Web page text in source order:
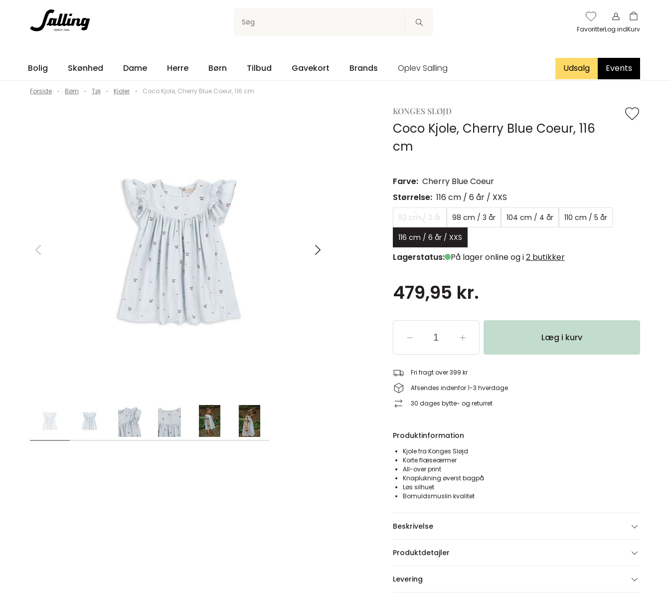
Søg
FavoritterLog indKurv
Bolig Skønhed Dame Herre Børn Tilbud Gavekort Brands Oplev Salling Udsalg Events
Forside Børn Tøj Kjoler Coco Kjole, Cherry Blue Coeur, 116 cm
KONGES SLØJD
Coco Kjole, Cherry Blue Coeur, 116
cm
Farve: Cherry Blue Coeur
Størrelse: 116 cm / 6 år / XXS
92 cm / 2 år 98 cm / 3 år 104 cm / 4 år
110 cm / 5 år
116 cm / 6 år / XXS
Lagerstatus: På lager online og i2 butikker
479,95 kr.
Læg i kurv
Fri fragt over 399 kr
Afsendes indenfor 1-3 hverdage
30 dages bytte- og returret
Produktinformation
Kjole fra Konges Sløjd
Korte flæseærmer
All-over print
Knaplukning øverst bagpå
Løs silhuet
Bomuldsmuslin kvalitet
Beskrivelse
Produktdetajler
Levering